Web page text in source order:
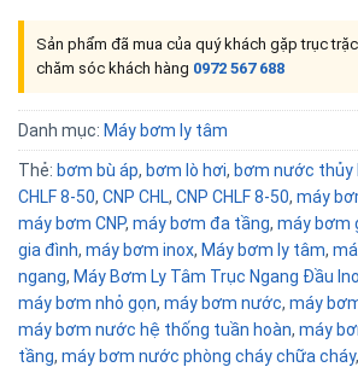
Sản phẩm đã mua của quý khách gặp trục
chăm sóc khách hàng 0972 567 688
Danh mục: Máy bơm ly tâm
Thẻ: bơm bù áp, bơm lò hơi, bơm nước thủy
CHLF 8-50, CNP CHL, CNP CHLF 8-50, máy
máy bơm CNP, máy bơm đa tầng, máy bơm
gia đình, máy bơm inox, Máy bơm ly tâm,
ngang, Máy Bơm Ly Tâm Trục Ngang Đầu
máy bơm nhỏ gọn, máy bơm nước, máy
máy bơm nước hệ thống tuần hoàn, máy
tầng, máy bơm nước phòng cháy chữa cháy,